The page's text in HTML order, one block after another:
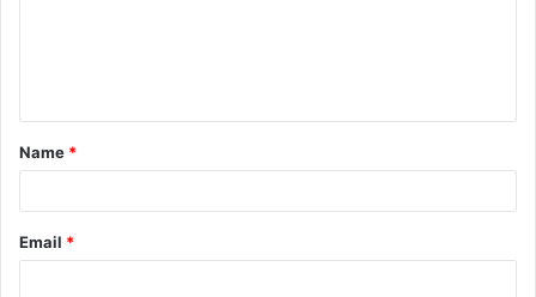
Name *
Email *